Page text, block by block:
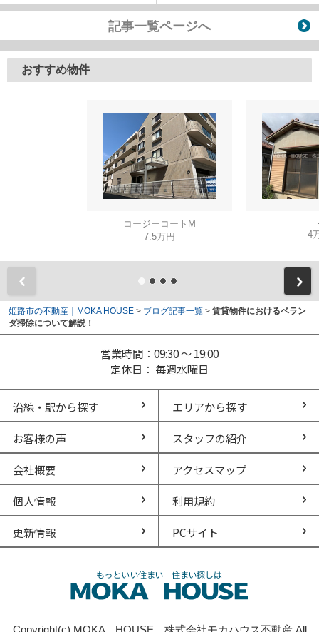
記事一覧ページへ
おすすめ物件
コージーコートM
7.5万円
4
姫路市の不動産｜MOKA HOUSE > ブログ記事一覧 > 賃貸物件におけるベラン
ダ掃除について解説！
営業時間：09:30 ～ 19:00
定休日： 毎週水曜日
沿線・駅から探す エリアから探す
お客様の声 スタッフの紹介
会社概要 アクセスマップ
個人情報 利用規約
更新情報 PCサイト
Copyright(c) MOKA HOUSE 株式会社モカハウス不動産 All